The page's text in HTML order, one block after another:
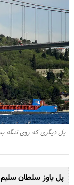
پل دیگری که روی تنگه
پل یاوز سلطان سلیم